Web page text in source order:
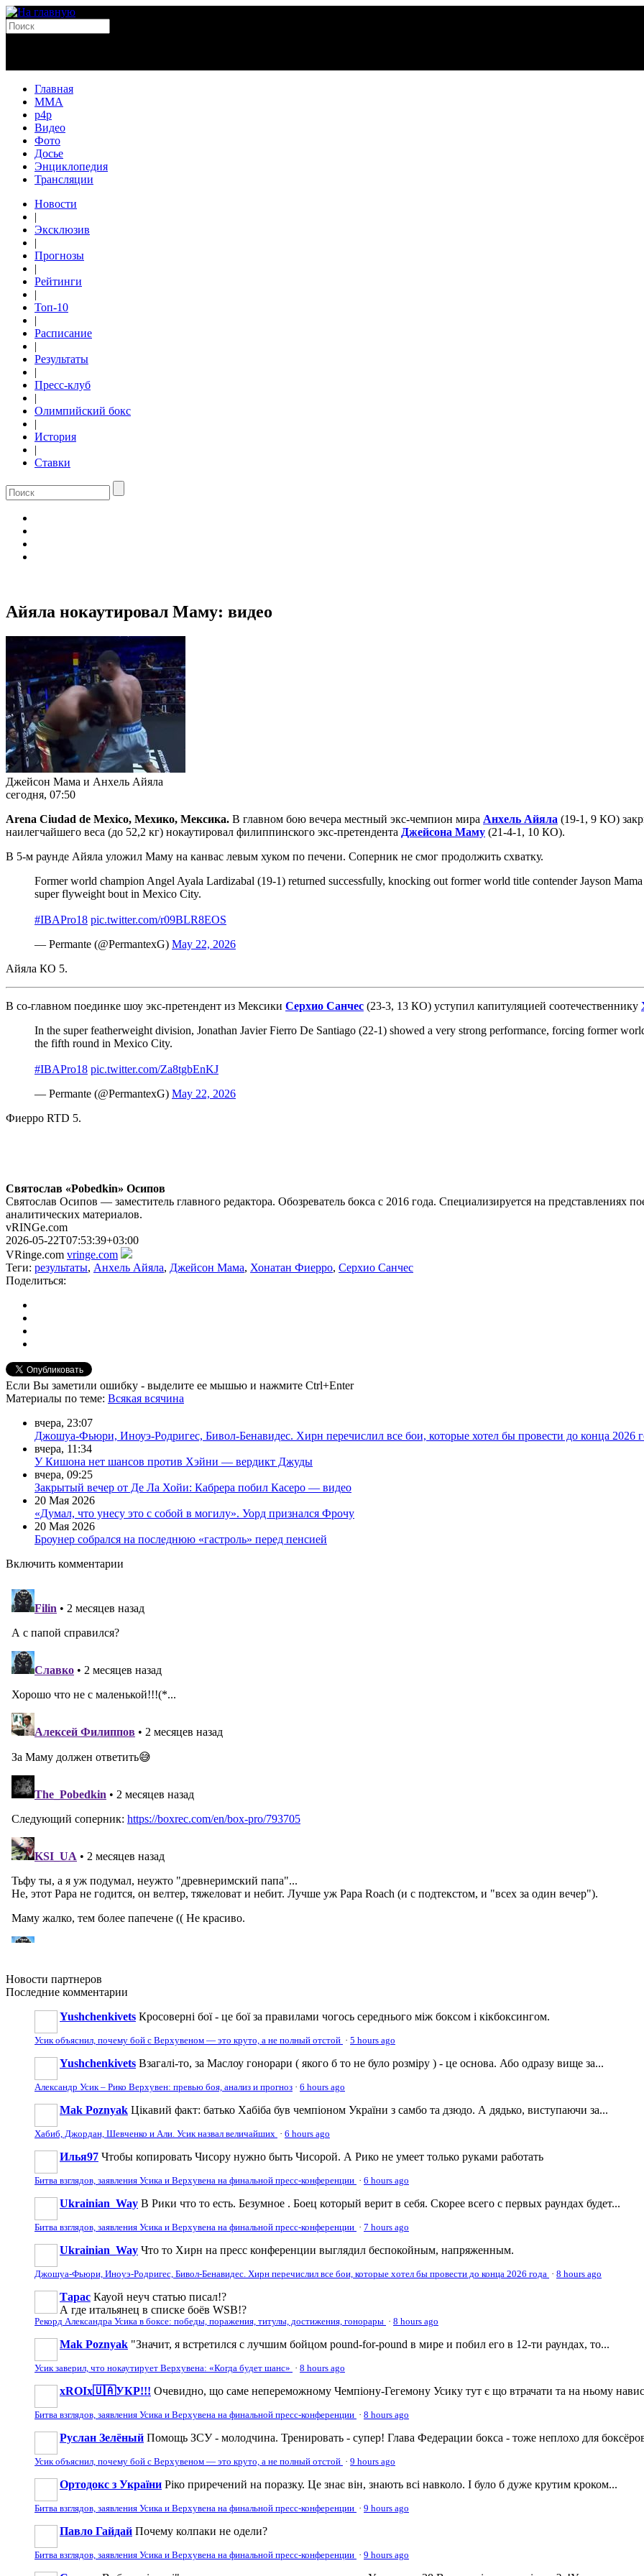
Главная
MMA
p4p
Видео
Фото
Досье
Энциклопедия
Трансляции
Новости
|
Эксклюзив
|
Прогнозы
|
Рейтинги
|
Топ-10
|
Расписание
|
Результаты
|
Пресс-клуб
|
Олимпийский бокс
|
История
|
Ставки
Айяла нокаутировал Маму: видео
Джейсон Мама и Анхель Айяла
сегодня, 07:50
Arena Ciudad de Mexico, Мехико, Мексика. В главном бою вечера местный экс-чемпион мира Анхель Айяла (19-1, 9 КО)
наилегчайшего веса (до 52,2 кг) нокаутировал филиппинского экс-претендента Джейсона Маму (21-4-1, 10 КО).
В 5-м раунде Айяла уложил Маму на канвас левым хуком по печени. Соперник не смог продолжить схватку.
Former world champion Angel Ayala Lardizabal (19-1) returned successfully, knocking out former world title contender Jayson
super flyweight bout in Mexico City.
#IBAPro18 pic.twitter.com/r09BLR8EOS
— Permante (@PermantexG) May 22, 2026
Айяла КО 5.
В со-главном поединке шоу экс-претендент из Мексики Серхио Санчес (23-3, 13 КО) уступил капитуляцией соотечественнику
In the super featherweight division, Jonathan Javier Fierro De Santiago (22-1) showed a very strong performance, forcing former
the fifth round in Mexico City.
#IBAPro18 pic.twitter.com/Za8tgbEnKJ
— Permante (@PermantexG) May 22, 2026
Фиерро RTD 5.
Святослав «Pobedkin» Осипов
Святослав Осипов — заместитель главного редактора. Обозреватель бокса с 2016 года. Специализируется на представлениях
аналитических материалов.
vRINGe.com
2026-05-22T07:53:39+03:00
VRinge.com vringe.com
Теги: результаты, Анхель Айяла, Джейсон Мама, Хонатан Фиерро, Серхио Санчес
Поделиться:
Если Вы заметили ошибку - выделите ее мышью и нажмите Ctrl+Enter
Материалы по теме: Всякая всячина
вчера, 23:07
Джошуа-Фьюри, Иноуэ-Родригес, Бивол-Бенавидес. Хирн перечислил все бои, которые хотел бы провести до конца 2026
вчера, 11:34
У Кишона нет шансов против Хэйни — вердикт Джуды
вчера, 09:25
Закрытый вечер от Де Ла Хойи: Кабрера побил Касеро — видео
20 Мая 2026
«Думал, что унесу это с собой в могилу». Уорд признался Фрочу
20 Мая 2026
Броунер собрался на последнюю «гастроль» перед пенсией
Включить комментарии
Новости партнеров
Последние комментарии
Yushchenkivets Кросоверні бої - це бої за правилами чогось середнього між боксом і кікбоксингом.
Усик объяснил, почему бой с Верхувеном — это круто, а не полный отстой · 5 hours ago
Yushchenkivets Взагалі-то, за Маслоу гонорари ( якого б то не було розміру ) - це основа. Або одразу вище за...
Александр Усик – Рико Верхувен: превью боя, анализ и прогноз · 6 hours ago
Mak Poznyak Цікавий факт: батько Хабіба був чемпіоном України з самбо та дзюдо. А дядько, виступаючи за...
Хабиб, Джордан, Шевченко и Али. Усик назвал величайших · 6 hours ago
Илья97 Чтобы копировать Чисору нужно быть Чисорой. А Рико не умеет только руками работать
Битва взглядов, заявления Усика и Верхувена на финальной пресс-конференции · 6 hours ago
Ukrainian_Way В Рики что то есть. Безумное . Боец который верит в себя. Скорее всего с первых раундах будет...
Битва взглядов, заявления Усика и Верхувена на финальной пресс-конференции · 7 hours ago
Ukrainian_Way Что то Хирн на пресс конференции выглядил беспокойным, напряженным.
Джошуа-Фьюри, Иноуэ-Родригес, Бивол-Бенавидес. Хирн перечислил все бои, которые хотел бы провести до конца 2026 года · 8 hours ago
Тарас Кауой неуч статью писал!?
А где итальянец в списке боёв WSB!?
Рекорд Александра Усика в боксе: победы, поражения, титулы, достижения, гонорары · 8 hours ago
Mak Poznyak "Значит, я встретился с лучшим бойцом pound-for-pound в мире и побил его в 12-ти раундах, то...
Усик заверил, что нокаутирует Верхувена: «Когда будет шанс» · 8 hours ago
xROIx🇺🇦УКР!!! Очевидно, що саме непереможному Чемпіону-Гегемону Усику тут є що втрачати та на ньому
Битва взглядов, заявления Усика и Верхувена на финальной пресс-конференции · 8 hours ago
Руслан Зелёный Помощь ЗСУ - молодчина. Тренировать - супер! Глава Федерации бокса - тоже неплохо для
Усик объяснил, почему бой с Верхувеном — это круто, а не полный отстой · 9 hours ago
Ортодокс з України Ріко приречений на поразку. Це знає він, знають всі навколо. І було б дуже крутим кроком...
Битва взглядов, заявления Усика и Верхувена на финальной пресс-конференции · 9 hours ago
Павло Гайдай Почему колпаки не одели?
Битва взглядов, заявления Усика и Верхувена на финальной пресс-конференции · 9 hours ago